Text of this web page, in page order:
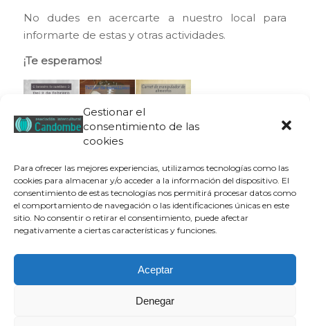
Gestionar el
consentimiento de las
cookies
Para ofrecer las mejores experiencias, utilizamos tecnologías como las
cookies para almacenar y/o acceder a la información del dispositivo. El
consentimiento de estas tecnologías nos permitirá procesar datos como
el comportamiento de navegación o las identificaciones únicas en este
sitio. No consentir o retirar el consentimiento, puede afectar
negativamente a ciertas características y funciones.
Aceptar
Denegar
No dudes en acercarte a nuestro local para
informarte de estas y otras actividades.
¡Te esperamos!